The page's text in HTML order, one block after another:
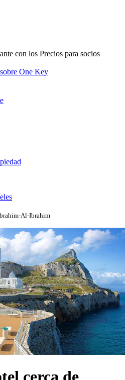
con los Precios para socios
One Key
Al-Ibrahim